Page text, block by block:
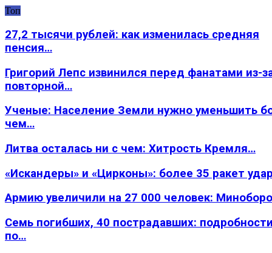
Топ
27,2 тысячи рублей: как изменилась средняя
пенсия…
Григорий Лепс извинился перед фанатами из-
повторной…
Ученые: Население Земли нужно уменьшить
чем…
Литва осталась ни с чем: Хитрость Кремля…
«Искандеры» и «Цирконы»: более 35 ракет
Армию увеличили на 27 000 человек:
Семь погибших, 40 пострадавших:
по…